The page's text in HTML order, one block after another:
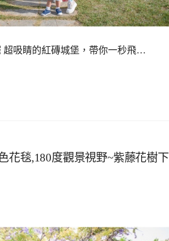
超吸睛的紅磚城堡，帶你一秒飛…
花毯,180度觀景視野~紫藤花樹下